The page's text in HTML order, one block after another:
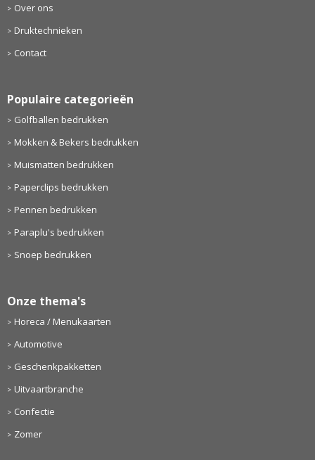
Over ons
Druktechnieken
Contact
Populaire categorieën
Golfballen bedrukken
Mokken & Bekers bedrukken
Muismatten bedrukken
Paperclips bedrukken
Pennen bedrukken
Paraplu's bedrukken
Snoep bedrukken
Onze thema's
Horeca / Menukaarten
Automotive
Geschenkpakketten
Uitvaartbranche
Confectie
Zomer